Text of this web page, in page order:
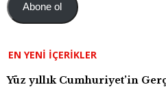
Abone ol
EN YENI İÇERIKLER
Yüz yıllık Cumhuriyet’in